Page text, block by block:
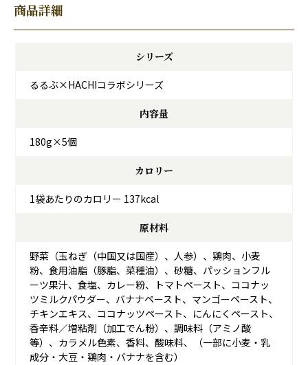
商品詳細
シリーズ
るるぶ×HACHIコラボシリーズ
内容量
180g×5個
カロリー
1袋あたりのカロリー 137kcal
原材料
野菜（玉ねぎ（中国又は国産）、人参）、鶏肉、小麦
粉、食用油脂（豚脂、菜種油）、砂糖、パッションフル
ーツ果汁、食塩、カレー粉、トマトペースト、ココナッ
ツミルクパウダー、バナナペースト、マンゴーペースト、
チキンエキス、ココナッツペースト、にんにくペースト、
香辛料／増粘剤（加工でん粉）、調味料（アミノ酸
等）、カラメル色素、香料、酸味料、（一部に小麦・乳
成分・大豆・鶏肉・バナナを含む）